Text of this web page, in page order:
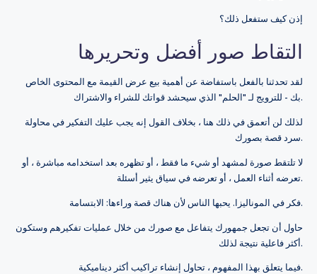
إذن كيف ستفعل ذلك؟
التقاط صور أفضل وتحريرها
لقد تحدثنا بالفعل باستفاضة عن أهمية بيع عرض القيمة مع المحتوى الخاص
بك - للترويج لـ "الحلم" الذي سيحشد قواتك للشراء والاشتراك.
لذلك لن أتعمق في ذلك هنا ، بخلاف القول إنه يجب عليك التفكير في محاولة
سرد قصة بصورك.
لا تلتقط صورة لمشهد أو شيء ما فقط ، أو تظهره بعد استخدامه مباشرة ، أو
تعرضه أثناء العمل ، أو تعرضه في سياق يثير أسئلة.
فكر في الموناليزا. يحبها الناس لأن هناك قصة وراءها: الابتسامة.
حاول أن تجعل جمهورك يتفاعل مع صورك من خلال عمليات تفكيرهم وستكون
أكثر فاعلية نتيجة لذلك.
فيما يتعلق بهذا المفهوم ، تحاول إنشاء تراكيب أكثر ديناميكية.